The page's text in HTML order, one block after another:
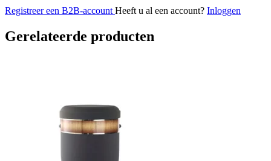
Registreer een B2B-account Heeft u al een account? Inloggen
Gerelateerde producten